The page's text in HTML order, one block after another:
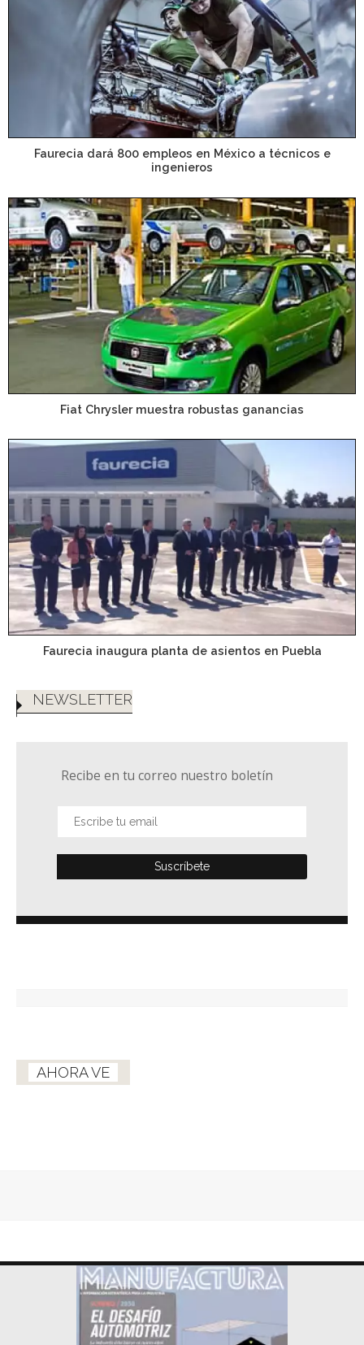
Faurecia dará 800 empleos en México a técnicos e
ingenieros
Fiat Chrysler muestra robustas ganancias
Faurecia inaugura planta de asientos en Puebla
NEWSLETTER
Recibe en tu correo nuestro boletín
AHORA VE